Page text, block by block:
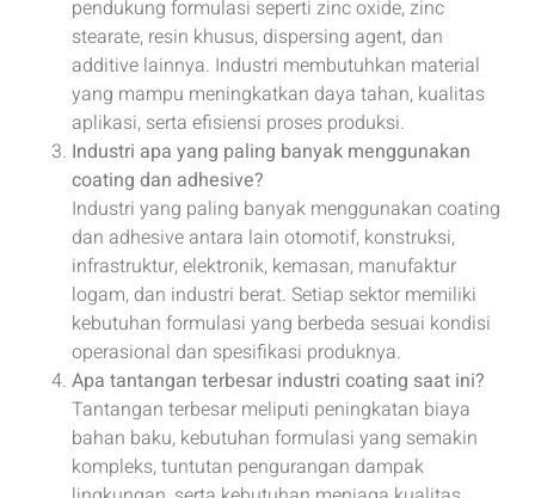
pendukung formulasi seperti zinc oxide, zinc
stearate, resin khusus, dispersing agent, dan
additive lainnya. Industri membutuhkan material
yang mampu meningkatkan daya tahan, kualitas
aplikasi, serta efisiensi proses produksi.
Industri apa yang paling banyak menggunakan
coating dan adhesive?
Industri yang paling banyak menggunakan coating
dan adhesive antara lain otomotif, konstruksi,
infrastruktur, elektronik, kemasan, manufaktur
logam, dan industri berat. Setiap sektor memiliki
kebutuhan formulasi yang berbeda sesuai kondisi
operasional dan spesifikasi produknya.
Apa tantangan terbesar industri coating saat ini?
Tantangan terbesar meliputi peningkatan biaya
bahan baku, kebutuhan formulasi yang semakin
kompleks, tuntutan pengurangan dampak